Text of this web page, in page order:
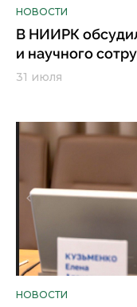
НОВОСТИ
В НИИРК
и научного
31 июля
НОВОСТИ